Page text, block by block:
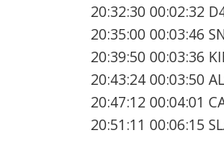
20:32:30 00:02:32
20:35:00 00:03:46
20:39:50 00:03:36
20:43:24 00:03:50
20:47:12 00:04:01
20:51:11 00:06:15